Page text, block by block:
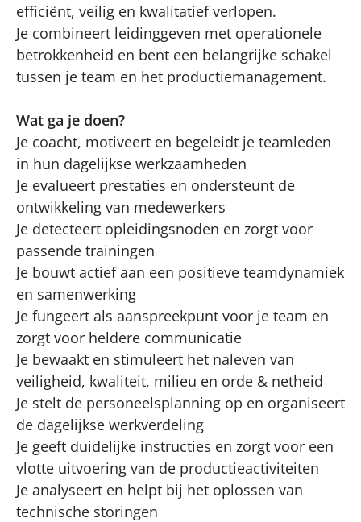
efficiënt, veilig en kwalitatief verlopen.
Je combineert leidinggeven met operationele
betrokkenheid en bent een belangrijke schakel
tussen je team en het productiemanagement.
Wat ga je doen?
Je coacht, motiveert en begeleidt je teamleden
in hun dagelijkse werkzaamheden
Je evalueert prestaties en ondersteunt de
ontwikkeling van medewerkers
Je detecteert opleidingsnoden en zorgt voor
passende trainingen
Je bouwt actief aan een positieve teamdynamiek
en samenwerking
Je fungeert als aanspreekpunt voor je team en
zorgt voor heldere communicatie
Je bewaakt en stimuleert het naleven van
veiligheid, kwaliteit, milieu en orde & netheid
Je stelt de personeelsplanning op en organiseert
de dagelijkse werkverdeling
Je geeft duidelijke instructies en zorgt voor een
vlotte uitvoering van de productieactiviteiten
Je analyseert en helpt bij het oplossen van
technische storingen